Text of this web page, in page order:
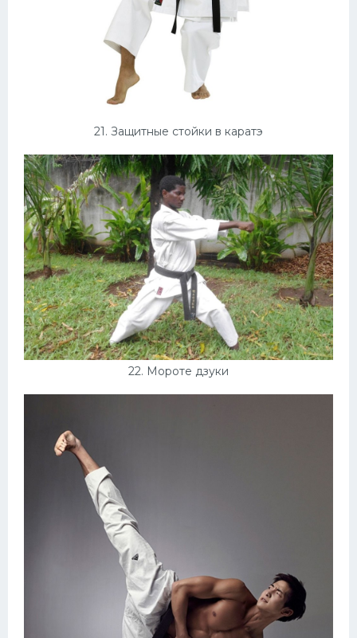
21. Защитные стойки в каратэ
22. Мороте дзуки